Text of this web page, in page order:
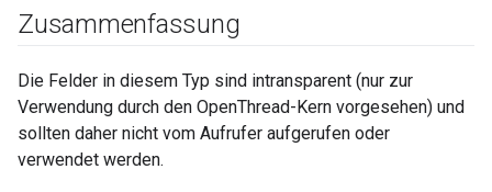
Zusammenfassung
Die Felder in diesem Typ sind intransparent (nur zur
Verwendung durch den OpenThread-Kern vorgesehen) und
sollten daher nicht vom Aufrufer aufgerufen oder
verwendet werden.